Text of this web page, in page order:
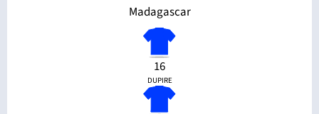
Madagascar
16
DUPIRE